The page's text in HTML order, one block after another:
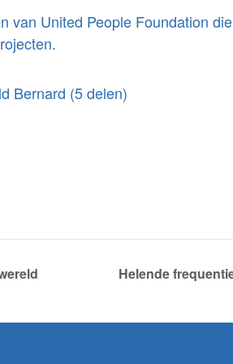
United People Foundation
Bernard (5 delen)
Helende